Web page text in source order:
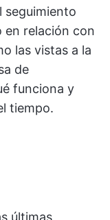
seguimiento
en relación con
las vistas a la
de
funciona y
tiempo.
últimas